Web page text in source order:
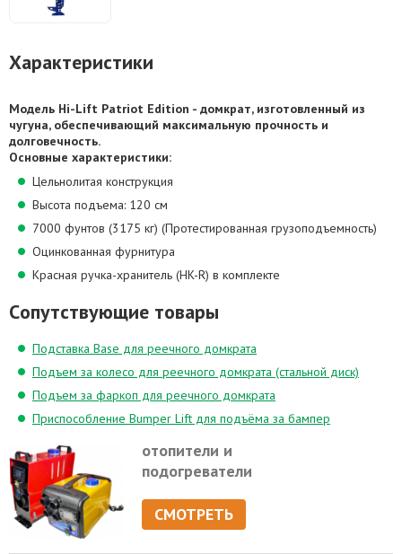
Характеристики
Модель Hi-Lift Patriot Edition - домкрат, изготовленный из
чугуна, обеспечивающий максимальную прочность и
долговечность.
Основные характеристики:
Цельнолитая конструкция
Высота подъема: 120 см
7000 фунтов (3175 кг) (Протестированная грузоподъемность)
Оцинкованная фурнитура
Красная ручка-хранитель (HK-R) в комплекте
Cопутствующие товары
Подставка Base для реечного домкрата
Подъем за колесо для реечного домкрата (стальной диск)
Подъем за фаркоп для реечного домкрата
Приспособление Bumper Lift для подъёма за бампер
отопители и
подогреватели
СМОТРЕТЬ